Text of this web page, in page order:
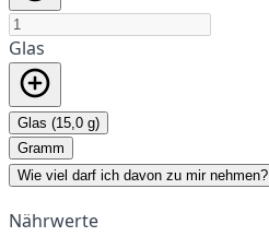
Glas
Glas (15,0 g)
Gramm
Wie viel darf ich davon zu mir nehmen?
Nährwerte